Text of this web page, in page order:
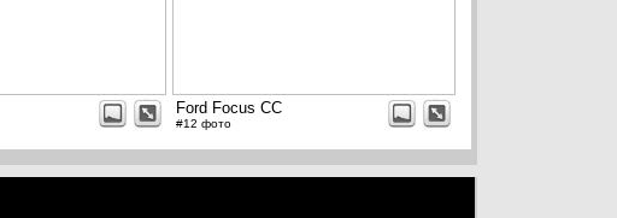
Ford Focus CC
#12 фото